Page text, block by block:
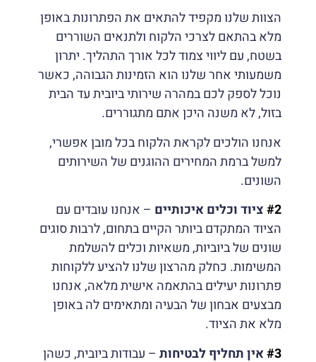
הצוות שלנו מקפיד להתאים את הפתרונות באופן
מלא בהתאם לצרכי הלקוח ולתנאים השוררים
בשטח, עם ליווי צמוד לכל אורך התהליך. יתרון
משמעותי אחר שלנו הוא הזמינות הגבוהה, כאשר
נוכל לספק לכם במהרה שירותי ביובית עד הבית
בזול, לא משנה היכן אתם מתגוררים.
אנחנו הולכים לקראת הלקוח בכל מובן אפשרי,
למשל ברמת המחירים ההוגנים של השירותים
השונים.
#2ציוד וכלים איכותיים – אנחנו עובדים עם
הציוד המתקדם ביותר הקיים בתחום, לרבות סוגים
שונים של ביוביות, משאיות וכלים להשלמת
המשימות. כחלק מהרצון שלנו להציע ללקוחות
פתרונות יעילים בהתאמה אישית מלאה, אנחנו
מבצעים אבחון של הבעיה ומתאימים לה באופן
מלא את הציוד.
#3אין תחליף לבטיחות– עבודות ביובית, כשהן